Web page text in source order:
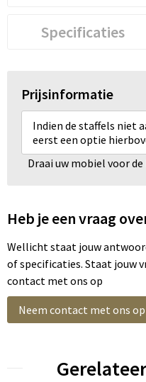
Specificaties
Prijsinformatie
Indien de staffels niet
eerst een optie
Draai uw mobiel voor
Heb je een vraag
Wellicht staat jouw
of specificaties. Staat jouw
contact met ons op
Neem contact met ons op